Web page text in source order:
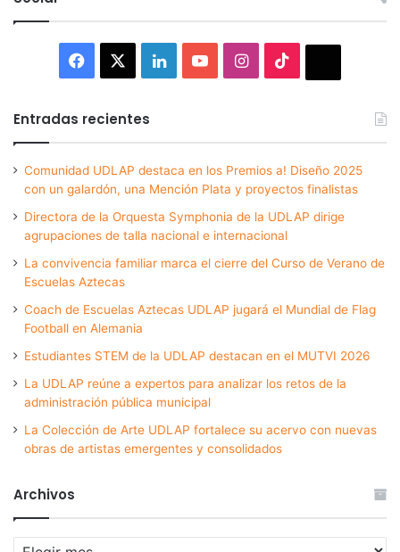
Facebook LinkedInYouTubeInstagram
Entradas recientes
Comunidad UDLAP destaca en los Premios a! Diseño 2025
con un galardón, una Mención Plata y proyectos finalistas
Directora de la Orquesta Symphonia de la UDLAP dirige
agrupaciones de talla nacional e internacional
La convivencia familiar marca el cierre del Curso de Verano de
Escuelas Aztecas
Coach de Escuelas Aztecas UDLAP jugará el Mundial de Flag
Football en Alemania
Estudiantes STEM de la UDLAP destacan en el MUTVI 2026
La UDLAP reúne a expertos para analizar los retos de la
administración pública municipal
La Colección de Arte UDLAP fortalece su acervo con nuevas
obras de artistas emergentes y consolidados
Archivos
Archivos